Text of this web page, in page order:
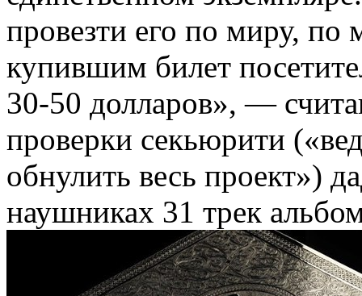
провезти его по миру, по
купившим билет
30-50 долларов», —
проверки секьюрити
обнулить весь проект»)
наушниках 31 трек